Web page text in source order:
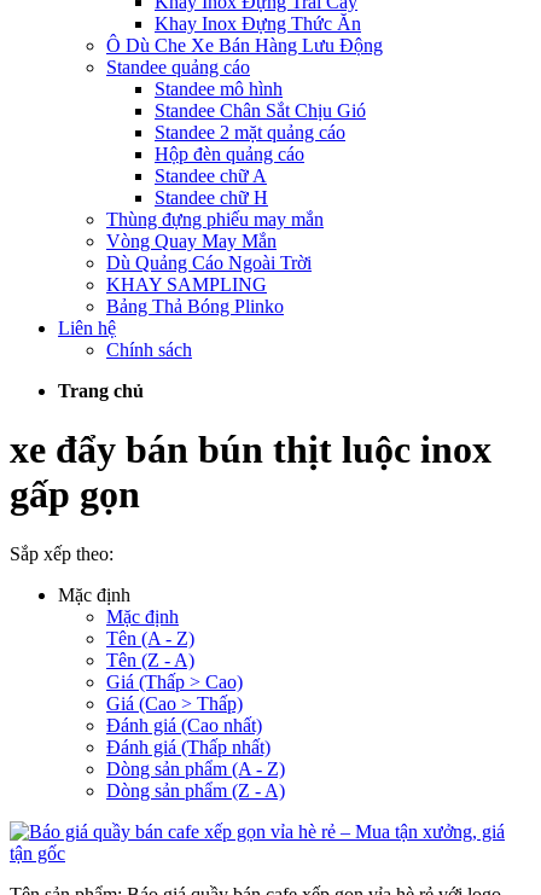
Khay Inox Đựng Thức Ăn
Ô Dù Che Xe Bán Hàng Lưu Động
Standee quảng cáo
Standee mô hình
Standee Chân Sắt Chịu Gió
Standee 2 mặt quảng cáo
Hộp đèn quảng cáo
Standee chữ A
Standee chữ H
Thùng đựng phiếu may mắn
Vòng Quay May Mắn
Dù Quảng Cáo Ngoài Trời
KHAY SAMPLING
Bảng Thả Bóng Plinko
Liên hệ
Chính sách
Trang chủ
xe đẩy bán bún thịt luộc inox
gấp gọn
Sắp xếp theo:
Mặc định
Mặc định
Tên (A - Z)
Tên (Z - A)
Giá (Thấp > Cao)
Giá (Cao > Thấp)
Đánh giá (Cao nhất)
Đánh giá (Thấp nhất)
Dòng sản phẩm (A - Z)
Dòng sản phẩm (Z - A)